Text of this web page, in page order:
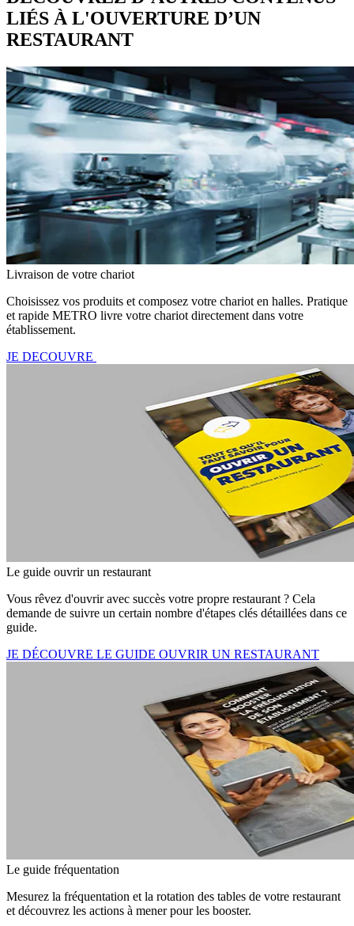
LIÉS À L'OUVERTURE D’UN
RESTAURANT
Livraison de votre chariot
Choisissez vos produits et composez votre chariot en halles. Pratique
et rapide METRO livre votre chariot directement dans votre
établissement.
JE DECOUVRE
Le guide ouvrir un restaurant
Vous rêvez d'ouvrir avec succès votre propre restaurant ? Cela
demande de suivre un certain nombre d'étapes clés détaillées dans ce
guide.
JE DÉCOUVRE LE GUIDE OUVRIR UN RESTAURANT
Le guide fréquentation
Mesurez la fréquentation et la rotation des tables de votre restaurant
et découvrez les actions à mener pour les booster.